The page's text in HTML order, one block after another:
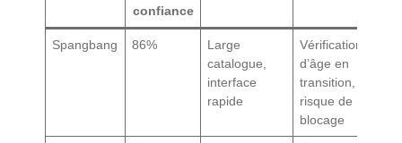
confiance
Spangbang 86%
Large
catalogue,
interface
rapide
Vérification
d’âge en
transition,
risque de
blocage